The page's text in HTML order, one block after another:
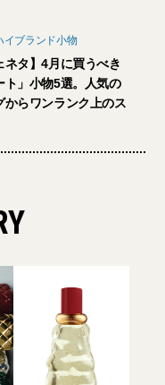
イブランド小物
ネタ】4月に買うべき
ト」小物5選。人気の
からワンランク上のス